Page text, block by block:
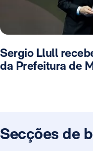
Sergio Llull
da Prefeitura de
Secções de